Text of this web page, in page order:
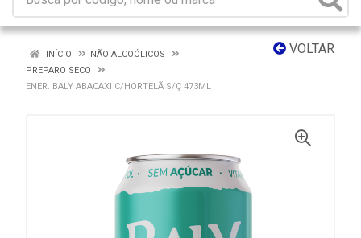
VOLTAR
INÍCIO
NÃO ALCOÓLICOS
PREPARO SECO
ENER. BALY ABACAXI C/HORTELÃ S/Ç 473ML